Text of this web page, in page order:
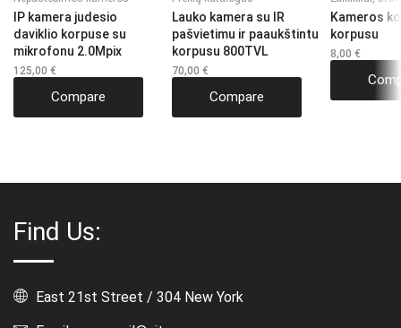
IP kamera judesio
daviklio korpuse su
mikrofonu 2.0Mpix
125,00 €
Compare
Lauko kamera su IR
pašvietimu ir paaukštintu
korpusu 800TVL
70,00€
Compare
Kameros
korpusu
8,00€
Find Us:
East 21st Street / 304 New York